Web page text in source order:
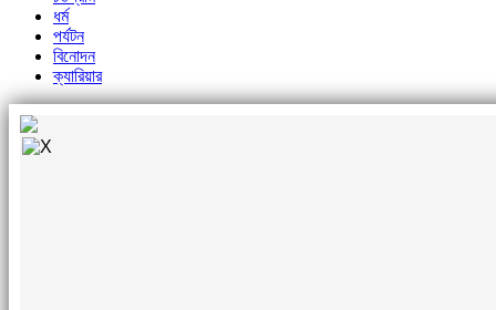
ধর্ম
পর্যটন
বিনোদন
ক্যারিয়ার